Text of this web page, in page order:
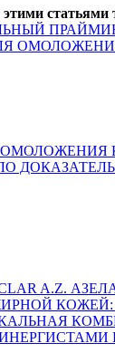
этими
A.Z.